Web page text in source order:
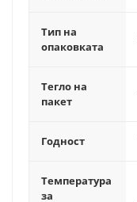
Тип на
опаковката
Тегло на
пакет
Годност
Температура
за